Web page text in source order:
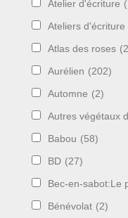
Atelier d'écriture
Ateliers d'écriture
Atlas des roses
Aurélien (202)
Automne (2)
Autres végétaux
Babou (58)
BD (27)
Bec-en-sabot:Le
Bénévolat (2)